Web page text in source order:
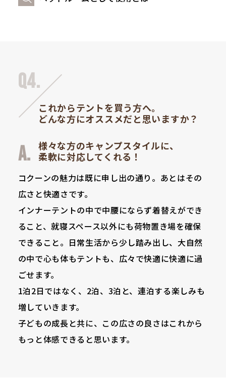
Q4.
これからテントを買う方へ。
どんな方にオススメだと思いますか？
様々な方のキャンプスタイルに、
柔軟に対応してくれる！
コクーンの魅力は既に申し出の通り。あとはその
広さと快適さです。
インナーテントの中で中腰にならず着替えができ
ること、就寝スペース以外にも荷物置き場を確保
できること。日常生活から少し踏み出し、大自然
の中で心も体もテントも、広々で快適に快適に過
ごせます。
1泊2日ではなく、2泊、3泊と、連泊する楽しみも
増していきます。
子どもの成長と共に、この広さの良さはこれから
もっと体感できると思います。